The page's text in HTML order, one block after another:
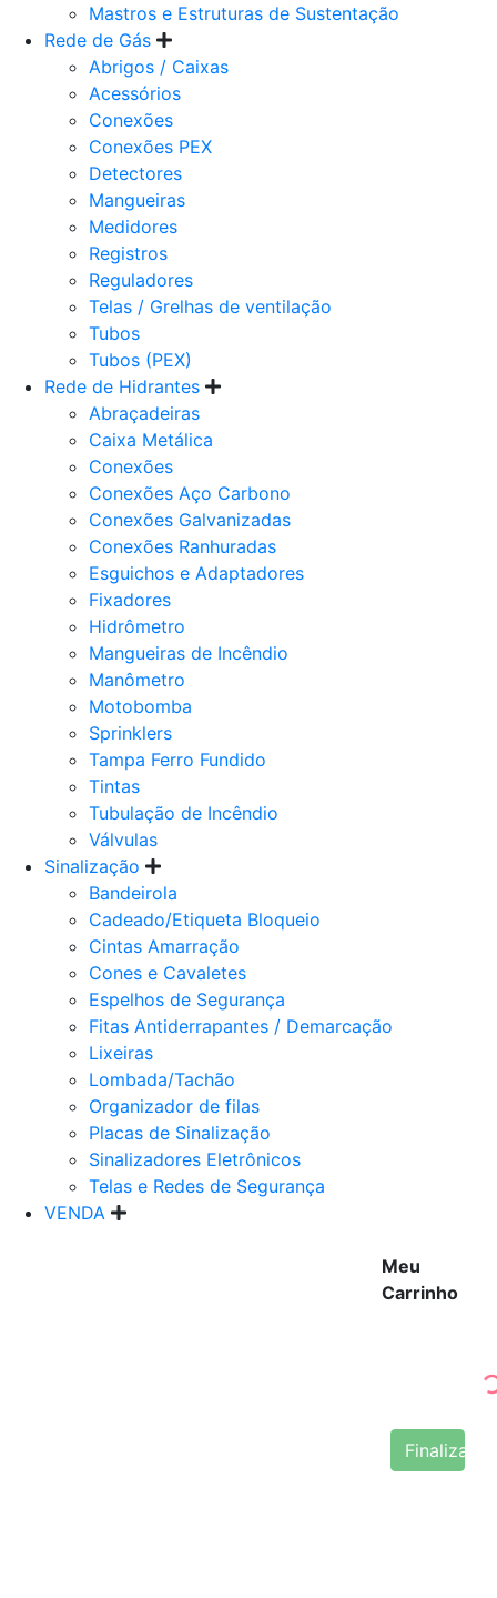
Mastros e Estruturas de Sustentação
Rede de Gás
Abrigos / Caixas
Acessórios
Conexões
Conexões PEX
Detectores
Mangueiras
Medidores
Registros
Reguladores
Telas / Grelhas de ventilação
Tubos
Tubos (PEX)
Rede de Hidrantes
Abraçadeiras
Caixa Metálica
Conexões
Conexões Aço Carbono
Conexões Galvanizadas
Conexões Ranhuradas
Esguichos e Adaptadores
Fixadores
Hidrômetro
Mangueiras de Incêndio
Manômetro
Motobomba
Sprinklers
Tampa Ferro Fundido
Tintas
Tubulação de Incêndio
Válvulas
Sinalização
Bandeirola
Cadeado/Etiqueta Bloqueio
Cintas Amarração
Cones e Cavaletes
Espelhos de Segurança
Fitas Antiderrapantes / Demarcação
Lixeiras
Lombada/Tachão
Organizador de filas
Placas de Sinalização
Sinalizadores Eletrônicos
Telas e Redes de Segurança
VENDA
Meu
Carrinho
Finalizar